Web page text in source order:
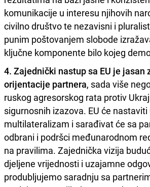
komunikacije u interesu njihovih
civilno društvo te nezavisni i
punim poštovanjem slobode
ključne komponente bilo kojeg
4. Zajednički nastup sa EU je jasan
orijentacije partnera, sada više
ruskog agresorskog rata protiv
sigurnosnih izazova. EU će
multilateralizam i sarađivat će sa
odbrani i podršci međunarodnom
na pravilima. Zajednička vizija
djeljene vrijednosti i uzajamne
produbljujemo saradnju sa